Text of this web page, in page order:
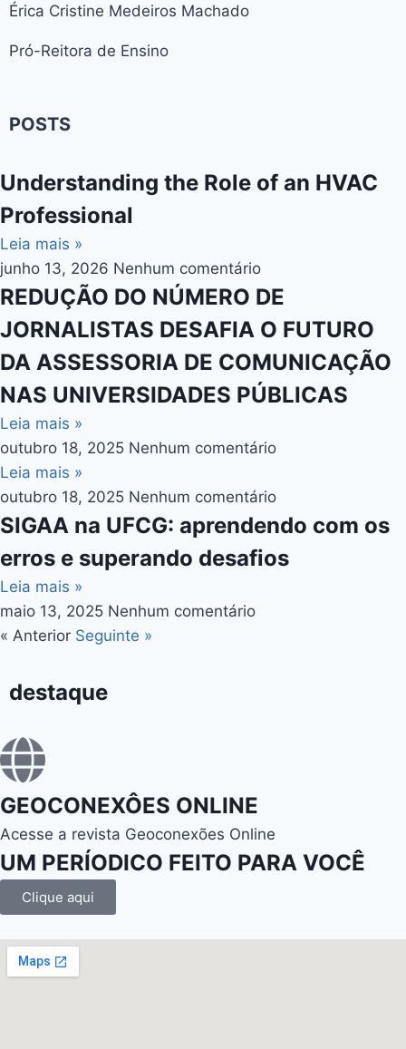
Érica Cristine Medeiros Machado
Pró-Reitora de Ensino
POSTS
Understanding the Role of an HVAC
Professional
Leia mais »
junho 13, 2026 Nenhum comentário
REDUÇÃO DO NÚMERO DE
JORNALISTAS DESAFIA O FUTURO
DA ASSESSORIA DE COMUNICAÇÃO
NAS UNIVERSIDADES PÚBLICAS
Leia mais »
outubro 18, 2025 Nenhum comentário
Leia mais »
outubro 18, 2025 Nenhum comentário
SIGAA na UFCG: aprendendo com os
erros e superando desafios
Leia mais »
maio 13, 2025 Nenhum comentário
« Anterior Seguinte »
destaque
GEOCONEXÔES ONLINE
Acesse a revista Geoconexões Online
UM PERÍODICO FEITO PARA VOCÊ
Clique aqui